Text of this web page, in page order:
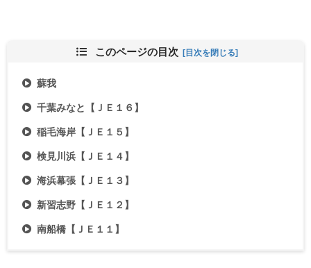
このページの目次
蘇我
千葉みなと【ＪＥ１６】
稲毛海岸【ＪＥ１５】
検見川浜【ＪＥ１４】
海浜幕張【ＪＥ１３】
新習志野【ＪＥ１２】
南船橋【ＪＥ１１】